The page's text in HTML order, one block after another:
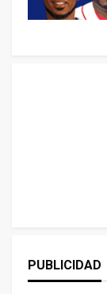
PUBLICIDAD